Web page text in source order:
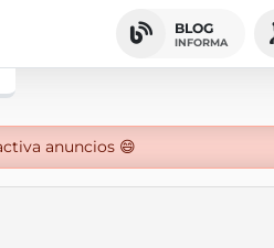
BLOG
INFORMA
anuncios 😄